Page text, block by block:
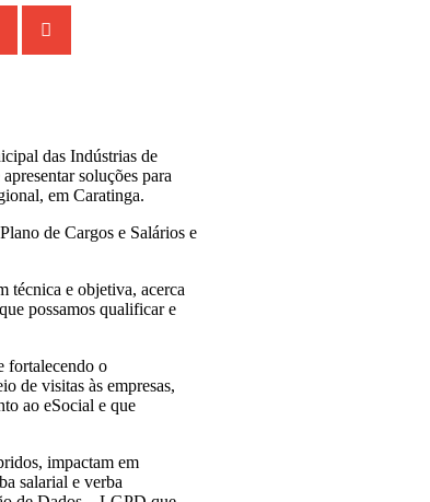
das Indústrias de
soluções para
em Caratinga.
de Cargos e Salários e
técnica e objetiva, acerca
possamos qualificar e
fortalecendo o
de visitas às empresas,
ao eSocial e que
impactam em
salarial e verba